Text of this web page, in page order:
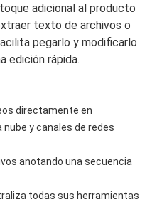
adicional al producto
texto de archivos o
pegarlo y modificarlo
edición rápida.
directamente en
y canales de redes
anotando una secuencia
todas sus herramientas